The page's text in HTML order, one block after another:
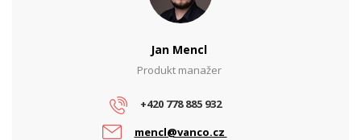
Jan Mencl
Produkt manažer
+420 778 885 932
mencl@vanco.cz